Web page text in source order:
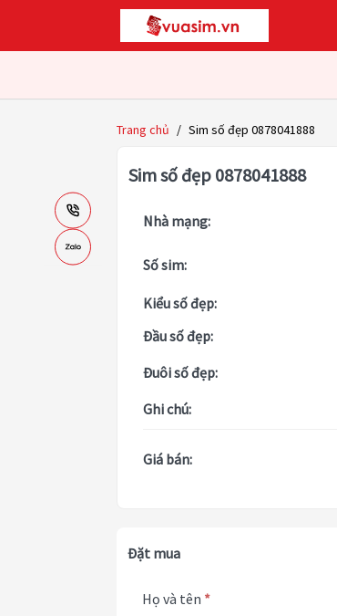
Trang chủ / Sim số đẹp 0878041888
Sim số đẹp 0878041888
Nhà mạng:
Số sim:
Kiểu số đẹp:
Đầu số đẹp:
Đuôi số đẹp:
Ghi chú:
Giá bán:
Đặt mua
Họ và tên *